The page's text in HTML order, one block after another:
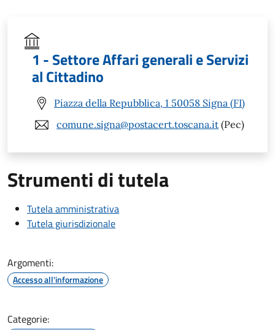
1 - Settore Affari generali e Servizi
al Cittadino
Piazza della Repubblica, 1 50058 Signa (FI)
comune.signa@postacert.toscana.it (Pec)
Strumenti di tutela
Tutela amministrativa
Tutela giurisdizionale
Argomenti:
Accesso all'informazione
Categorie: